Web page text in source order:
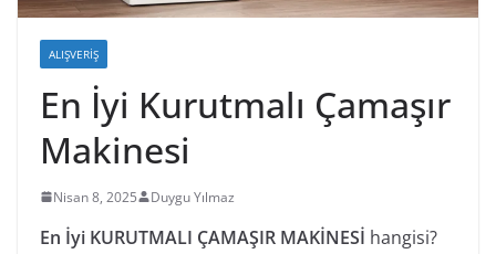
ALIŞVERIŞ
En İyi Kurutmalı Çamaşır
Makinesi
Nisan 8, 2025 Duygu Yılmaz
En İyi KURUTMALI ÇAMAŞIR MAKİNESİ hangisi?